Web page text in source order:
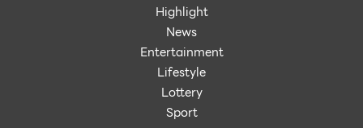
Highlight
News
Entertainment
Lifestyle
Lottery
Sport